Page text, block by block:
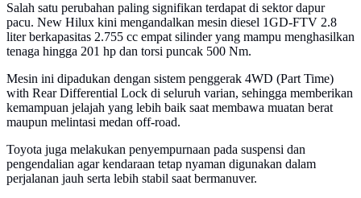
Salah satu perubahan paling signifikan terdapat di sektor dapur
pacu. New Hilux kini mengandalkan mesin diesel 1GD-FTV 2.8
liter berkapasitas 2.755 cc empat silinder yang mampu menghasilkan
tenaga hingga 201 hp dan torsi puncak 500 Nm.
Mesin ini dipadukan dengan sistem penggerak 4WD (Part Time)
with Rear Differential Lock di seluruh varian, sehingga memberikan
kemampuan jelajah yang lebih baik saat membawa muatan berat
maupun melintasi medan off-road.
Toyota juga melakukan penyempurnaan pada suspensi dan
pengendalian agar kendaraan tetap nyaman digunakan dalam
perjalanan jauh serta lebih stabil saat bermanuver.